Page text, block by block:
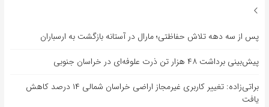
پس از سه دهه تلاش حفاظتی؛ مارال در آستانه بازگشت به ارسباران
پیش‌بینی برداشت ۴۸ هزار تن ذرت علوفه‌ای در خراسان جنوبی
براتی‌زاده: تغییر کاربری غیرمجاز اراضی خراسان شمالی ۱۴ درصد کاهش
یافت